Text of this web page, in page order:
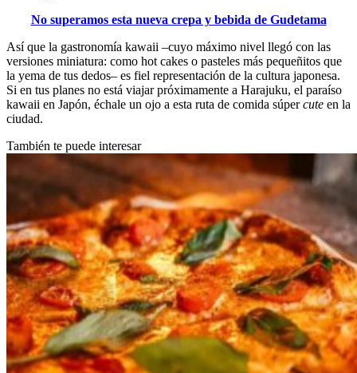
No superamos esta nueva crepa y bebida de Gudetama
Así que la gastronomía kawaii –cuyo máximo nivel llegó con las
versiones miniatura: como hot cakes o pasteles más pequeñitos que
la yema de tus dedos– es fiel representación de la cultura japonesa.
Si en tus planes no está viajar próximamente a Harajuku, el paraíso
kawaii en Japón, échale un ojo a esta ruta de comida súpercute en la
ciudad.
También te puede interesar